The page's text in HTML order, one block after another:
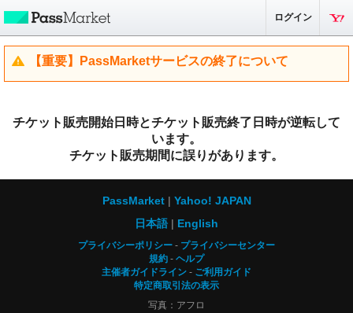
ログイン
【重要】PassMarketサービスの終了について
チケット販売開始日時とチケット販売終了日時が逆転して
います。
チケット販売期間に誤りがあります。
PassMarket
Yahoo! JAPAN
日本語
English
プライバシーポリシー
プライバシーセンター
規約
ヘルプ
主催者ガイドライン
ご利用ガイド
特定商取引法の表示
写真：アフロ